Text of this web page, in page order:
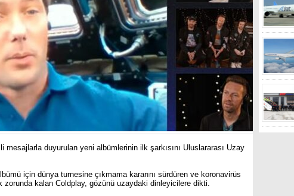
mesajlarla duyurulan yeni albümlerinin ilk şarkısını Uluslararası Uzay
için dünya turnesine çıkmama kararını sürdüren ve koronavirüs
zorunda kalan Coldplay, gözünü uzaydaki dinleyicilere dikti.